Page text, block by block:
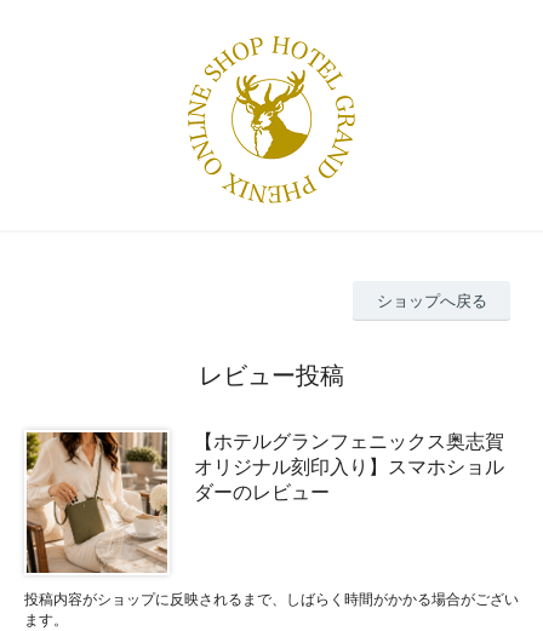
ショップへ戻る
レビュー投稿
【ホテルグランフェニックス奥志賀
オリジナル刻印入り】スマホショル
ダーのレビュー
投稿内容がショップに反映されるまで、しばらく時間がかかる場合がござい
ます。